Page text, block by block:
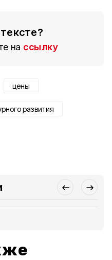
на ссылку
цены
развития